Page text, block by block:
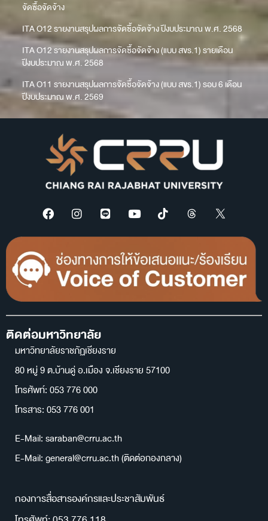
จัดซื้อจัดจ้าง
ITA O12 รายงานสรุปผลการจัดซื้อจัดจ้าง ปีงบประมาณ พ.ศ. 2568
ITA O12 รายงานสรุปผลการจัดซื้อจัดจ้าง (แบบ สขร.1) รายเดือน
ปีงบประมาณ พ.ศ. 2568
ITA O11 รายงานสรุปผลการจัดซื้อจัดจ้าง (แบบ สขร.1) รอบ 6 เดือน
ปีงบประมาณ พ.ศ. 2569
ติดต่อมหาวิทยาลัย
มหาวิทยาลัยราชภัฏเชียงราย
80 หมู่ 9 ต.บ้านดู่ อ.เมือง จ.เชียงราย 57100
โทรศัพท์: 053 776 000
โทรสาร: 053 776 001
E-Mail: saraban@crru.ac.th
E-Mail: general@crru.ac.th (ติดต่อกองกลาง)
กองการสื่อสารองค์กรและประชาสัมพันธ์